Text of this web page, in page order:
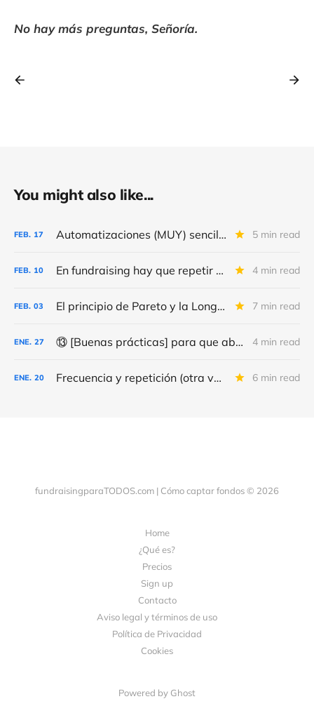
No hay más preguntas, Señoría.
You might also like...
FEB. 17 Automatizaciones (MUY) sencillas para conseguir (MÁS) “leads” y donativos 5 min read
FEB. 10 En fundraising hay que repetir y repetir, como en el día de la marmota 4 min read
FEB. 03 El principio de Pareto y la Long Tail 7 min read
ENE. 27 ⑬ [Buenas prácticas] para que abran (más) tus correos y consigas (más y mejores) donativos 4 min read
ENE. 20 Frecuencia y repetición (otra vez) de los correos de fundraising 6 min read
fundraisingparaTODOS.com | Cómo captar fondos © 2026
Home
¿Qué es?
Precios
Sign up
Contacto
Aviso legal y términos de uso
Política de Privacidad
Cookies
Powered by Ghost